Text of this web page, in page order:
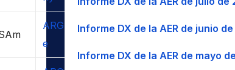
ARG-
e
Informe DX de la AER de junio
Informe DX de la AER de mayo